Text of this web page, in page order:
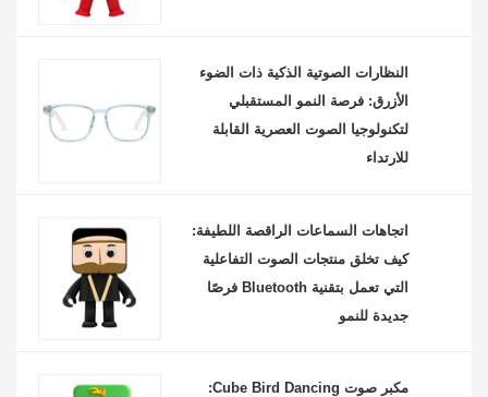
النظارات الصوتية الذكية ذات الضوء
الأزرق: فرصة النمو المستقبلي
لتكنولوجيا الصوت العصرية القابلة
للارتداء
اتجاهات السماعات الراقصة اللطيفة:
كيف تخلق منتجات الصوت التفاعلية
التي تعمل بتقنية Bluetooth فرصًا
جديدة للنمو
مكبر صوت Cube Bird Dancing: